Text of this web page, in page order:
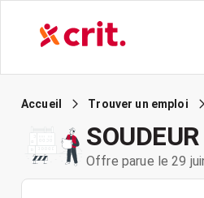
Accueil Trouver un emploi
Offre parue le 29